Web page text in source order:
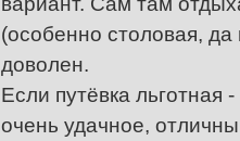
(особенно столовая,
доволен.
Если путёвка
очень удачное,